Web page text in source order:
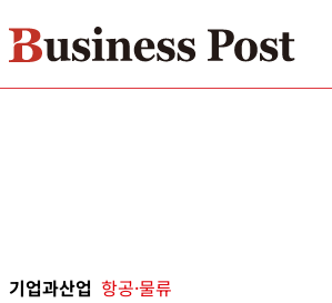
기업과산업 항공·물류